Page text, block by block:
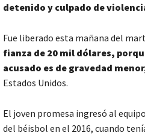
detenido y culpado de
Fue liberado esta mañana del
fianza de 20 mil dólares,
acusado es de gravedad
Estados Unidos.
El joven promesa ingresó al
del béisbol en el 2016, cuando